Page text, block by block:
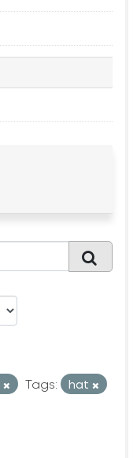
Tags:
hat